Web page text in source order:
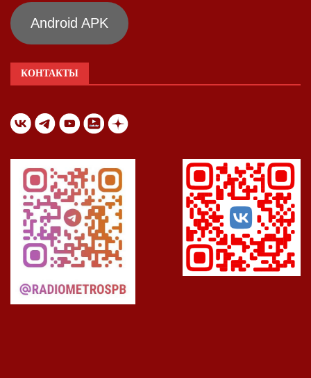
Android APK
КОНТАКТЫ